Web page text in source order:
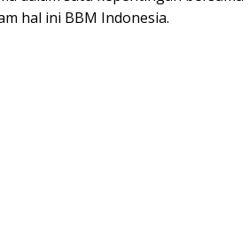
hal ini BBM Indonesia.